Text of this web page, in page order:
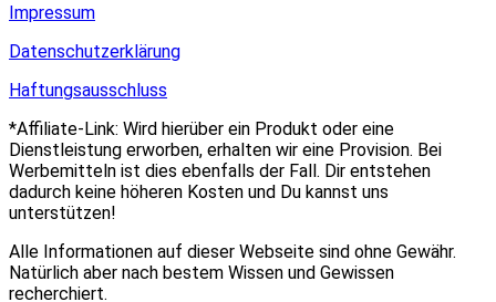
Impressum
Datenschutzerklärung
Haftungsausschluss
*Affiliate-Link: Wird hierüber ein Produkt oder eine
Dienstleistung erworben, erhalten wir eine Provision. Bei
Werbemitteln ist dies ebenfalls der Fall. Dir entstehen
dadurch keine höheren Kosten und Du kannst uns
unterstützen!
Alle Informationen auf dieser Webseite sind ohne Gewähr.
Natürlich aber nach bestem Wissen und Gewissen
recherchiert.